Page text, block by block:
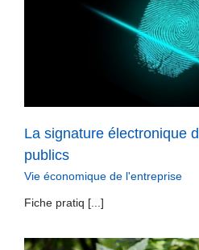
La signature électronique
publics
Vie économique de l'entreprise
Fiche pratiq [...]